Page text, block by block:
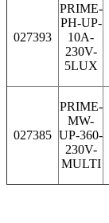
027393
PRIME-
PH-UP-
10A-
230V-
5LUX
027385
PRIME-
MW-
UP-360-
230V-
MULTI